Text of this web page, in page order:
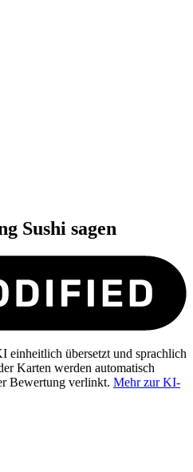
Sushi sagen
einheitlich übersetzt und sprachlich
Karten werden automatisch
Bewertung verlinkt. Mehr zur KI-